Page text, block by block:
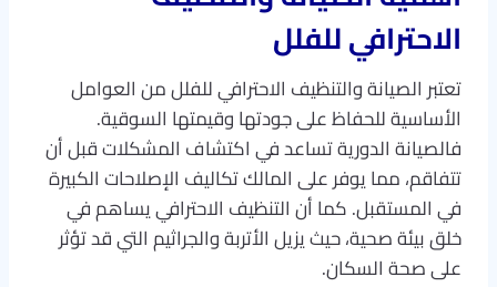
الاحترافي للفلل
تعتبر الصيانة والتنظيف الاحترافي للفلل من العوامل
الأساسية للحفاظ على جودتها وقيمتها السوقية.
فالصيانة الدورية تساعد في اكتشاف المشكلات قبل أن
تتفاقم، مما يوفر على المالك تكاليف الإصلاحات الكبيرة
في المستقبل. كما أن التنظيف الاحترافي يساهم في
خلق بيئة صحية، حيث يزيل الأتربة والجراثيم التي قد تؤثر
على صحة السكان.